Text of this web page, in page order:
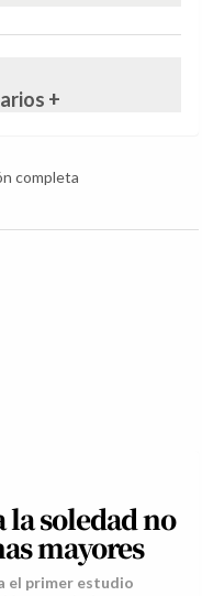
+
completa
soledad no
mayores
el primer estudio